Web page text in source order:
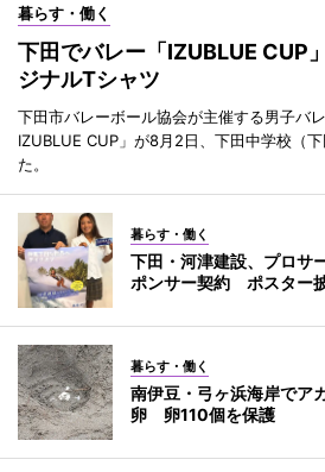
暮らす・働く
下田でバレー「IZUBLUE CUP
ジナルTシャツ
下田市バレーボール協会が主催する男子バ
IZUBLUE CUP」が8月2日、下田中学校（
た。
暮らす・働く
下田・河津建設、プロサ
ポンサー契約 ポスター
暮らす・働く
南伊豆・弓ヶ浜海岸でア
卵 卵110個を保護